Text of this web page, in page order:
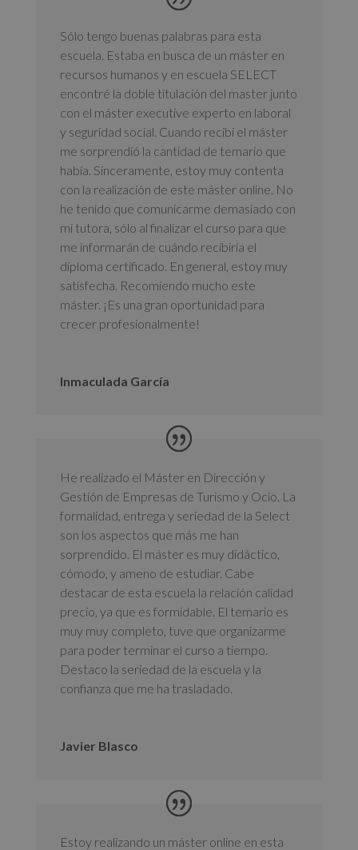
Sólo tengo buenas palabras para esta
escuela. Estaba en busca de un máster en
recursos humanos y en escuela SELECT
encontré la doble titulación del master junto
con el máster executive experto en laboral
y seguridad social. Cuando recibí el máster
me sorprendió la cantidad de temario que
había. Sinceramente, estoy muy contenta
con la realización de este máster online. No
he tenido que comunicarme demasiado con
mi tutora, sólo al finalizar el curso para que
me informarán de cuándo recibiría el
diploma certificado. En general, estoy muy
satisfecha. Recomiendo mucho este
máster. ¡Es una gran oportunidad para
crecer profesionalmente!
Inmaculada García
He realizado el Máster en Dirección y
Gestión de Empresas de Turismo y Ocio. La
formalidad, entrega y seriedad de la Select
son los aspectos que más me han
sorprendido. El máster es muy didáctico,
cómodo, y ameno de estudiar. Cabe
destacar de esta escuela la relación calidad
precio, ya que es formidable. El temario es
muy muy completo, tuve que organizarme
para poder terminar el curso a tiempo.
Destaco la seriedad de la escuela y la
confianza que me ha trasladado.
Javier Blasco
Estoy realizando un máster online en esta